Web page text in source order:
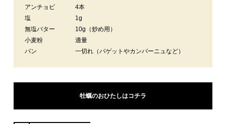
アンチョビ
4本
塩
1g
無塩バター
10g（炒め用）
小麦粉
適量
パン
一切れ（バゲットやカンパーニュなど）
牡蠣のおひたしはコチラ